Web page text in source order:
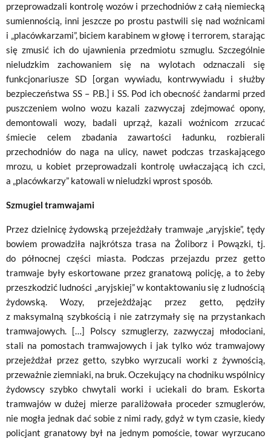
przeprowadzali kontrolę wozów i przechodniów z całą niemiecką
sumiennością, inni jeszcze po prostu pastwili się nad woźnicami
i „placówkarzami”, biciem karabinem w głowę i terrorem, starając
się zmusić ich do ujawnienia przedmiotu szmuglu. Szczególnie
nieludzkim zachowaniem się na wylotach odznaczali się
funkcjonariusze SD [organ wywiadu, kontrwywiadu i służby
bezpieczeństwa SS – P.B.] i SS. Pod ich obecność żandarmi przed
puszczeniem wolno wozu kazali zazwyczaj zdejmować opony,
demontowali wozy, badali uprząż, kazali woźnicom zrzucać
śmiecie celem zbadania zawartości ładunku, rozbierali
przechodniów do naga na ulicy, nawet podczas trzaskającego
mrozu, u kobiet przeprowadzali kontrolę uwłaczającą ich czci,
a „placówkarzy” katowali w nieludzki wprost sposób.
Szmugiel tramwajami
Przez dzielnicę żydowską przejeżdżały tramwaje „aryjskie”, tędy
bowiem prowadziła najkrótsza trasa na Żoliborz i Powązki, tj.
do północnej części miasta. Podczas przejazdu przez getto
tramwaje były eskortowane przez granatową policję, a to żeby
przeszkodzić ludności „aryjskiej” w kontaktowaniu się z ludnością
żydowską. Wozy, przejeżdżając przez getto, pędziły
z maksymalną szybkością i nie zatrzymały się na przystankach
tramwajowych. […] Polscy szmuglerzy, zazwyczaj młodociani,
stali na pomostach tramwajowych i jak tylko wóz tramwajowy
przejeżdżał przez getto, szybko wyrzucali worki z żywnością,
przeważnie ziemniaki, na bruk. Oczekujący na chodniku wspólnicy
żydowscy szybko chwytali worki i uciekali do bram. Eskorta
tramwajów w dużej mierze paraliżowała proceder szmuglerów,
nie mogła jednak dać sobie z nimi rady, gdyż w tym czasie, kiedy
policjant granatowy był na jednym pomoście, towar wyrzucano